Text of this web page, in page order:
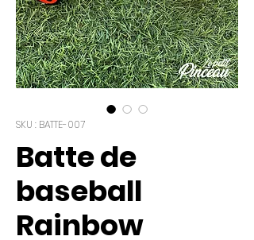
SKU : BATTE-007
Batte de
baseball
Rainbow